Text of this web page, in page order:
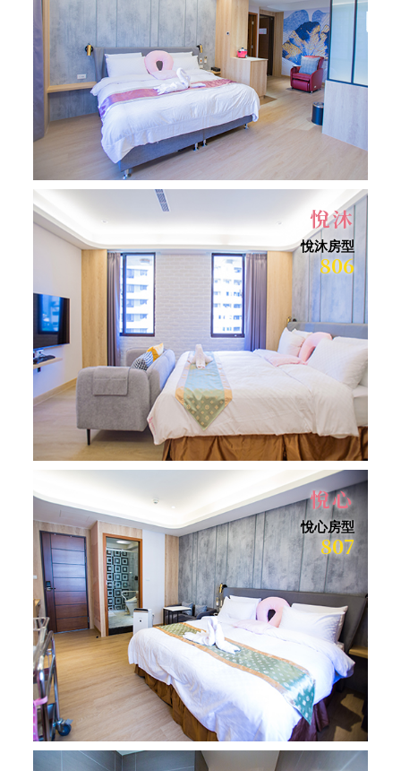
悅沐
悅沐房型
806
悅心
悅心房型
807